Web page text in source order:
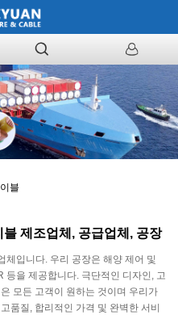
블
제조업체, 공급업체, 공장
체입니다. 우리 공장은 해양 제어 및
등을 제공합니다. 극단적인 디자인, 고
모든 고객이 원하는 것이며 우리가
품질, 합리적인 가격 및 완벽한 서비